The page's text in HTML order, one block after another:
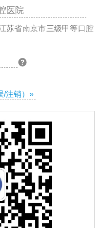
医院
苏省南京市三级甲等口腔
/注销）»